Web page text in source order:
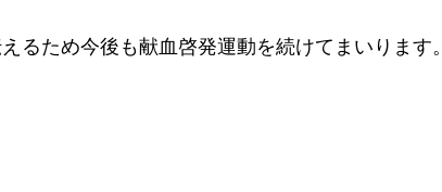
るため今後も献血啓発運動を続けてまいります。